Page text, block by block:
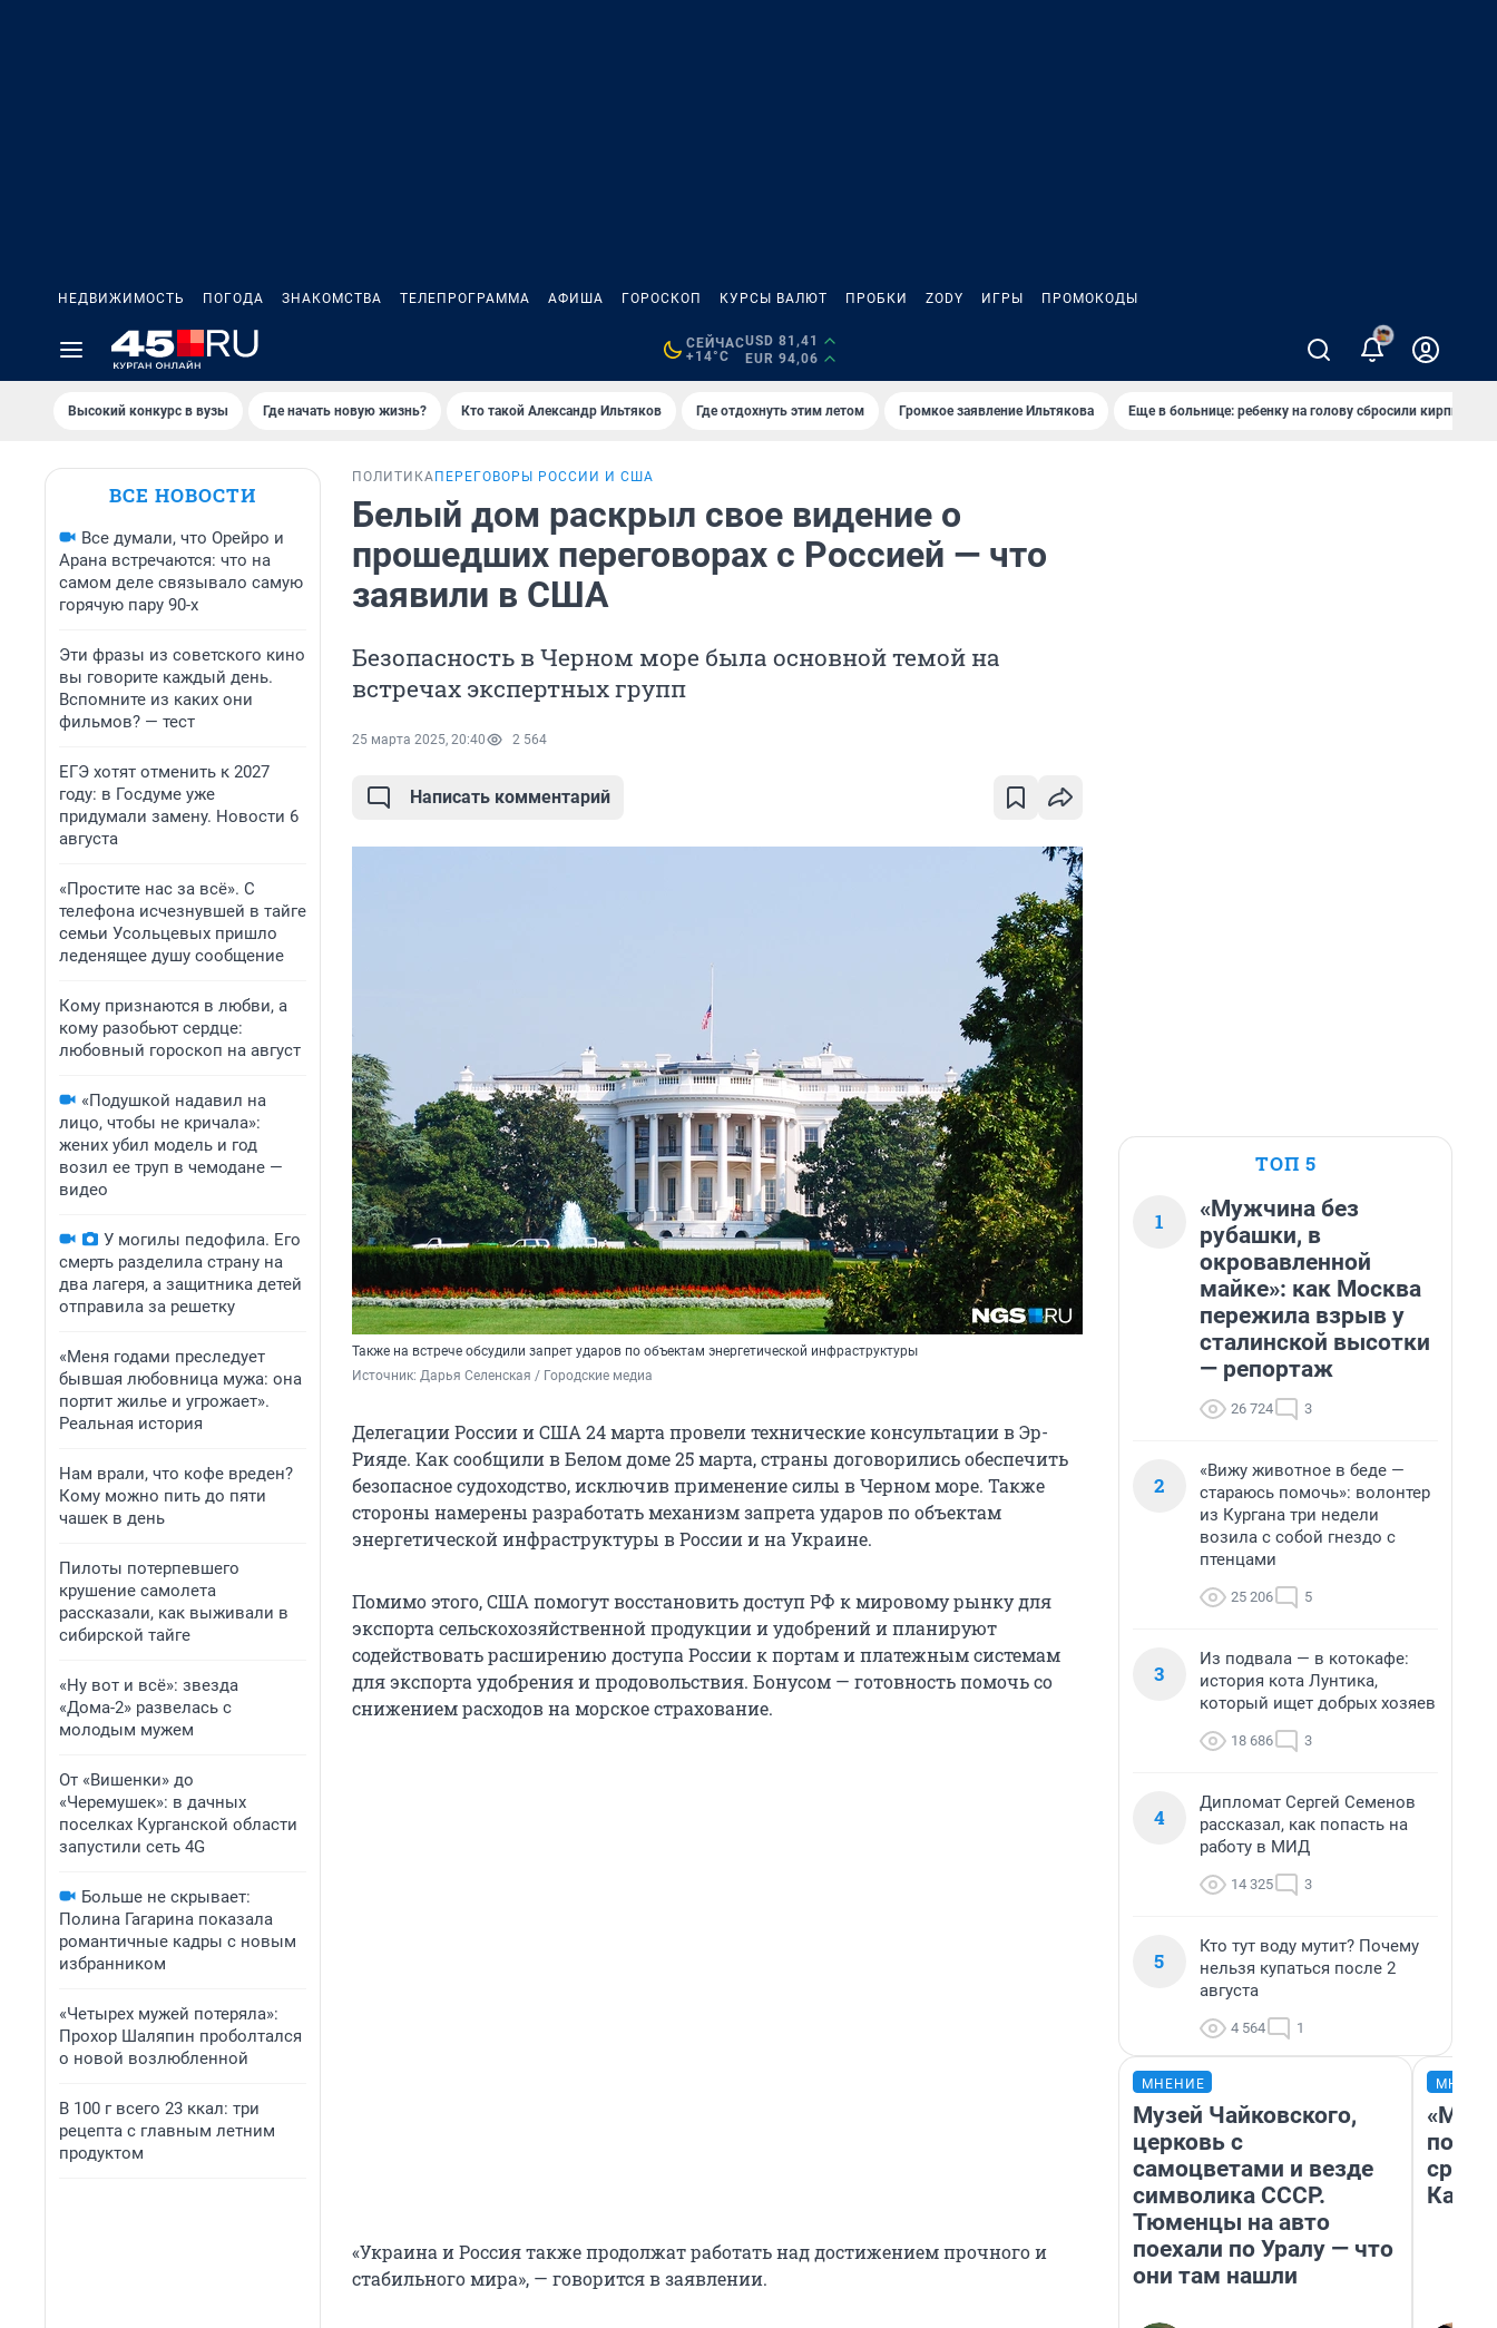
НЕДВИЖИМОСТЬ ПОГОДА ЗНАКОМСТВА ТЕЛЕПРОГРАММА АФИША ГОРОСКОП КУРСЫ ВАЛЮТ ПРОБКИ ZODY ИГРЫ ПРОМОКОДЫ
СЕЙЧАС
+14°C
USD 81,41
EUR 94,06
Высокий конкурс в вузы Где начать новую жизнь? Кто такой Александр Ильтяков Где отдохнуть этим летом Громкое заявление Ильтякова Еще в больнице: ребенку на голову сбросили кирпич
ВСЕ НОВОСТИ
Все думали, что Орейро и
Арана встречаются: что на
самом деле связывало самую
горячую пару 90-х
Эти фразы из советского кино
вы говорите каждый день.
Вспомните из каких они
фильмов? — тест
ЕГЭ хотят отменить к 2027
году: в Госдуме уже
придумали замену. Новости 6
августа
«Простите нас за всё». С
телефона исчезнувшей в тайге
семьи Усольцевых пришло
леденящее душу сообщение
Кому признаются в любви, а
кому разобьют сердце:
любовный гороскоп на август
«Подушкой надавил на
лицо, чтобы не кричала»:
жених убил модель и год
возил ее труп в чемодане —
видео
У могилы педофила. Его
смерть разделила страну на
два лагеря, а защитника детей
отправила за решетку
«Меня годами преследует
бывшая любовница мужа: она
портит жилье и угрожает».
Реальная история
Нам врали, что кофе вреден?
Кому можно пить до пяти
чашек в день
Пилоты потерпевшего
крушение самолета
рассказали, как выживали в
сибирской тайге
«Ну вот и всё»: звезда
«Дома-2» развелась с
молодым мужем
От «Вишенки» до
«Черемушек»: в дачных
поселках Курганской области
запустили сеть 4G
Больше не скрывает:
Полина Гагарина показала
романтичные кадры с новым
избранником
«Четырех мужей потеряла»:
Прохор Шаляпин проболтался
о новой возлюбленной
В 100 г всего 23 ккал: три
рецепта с главным летним
продуктом
ПОЛИТИКА ПЕРЕГОВОРЫ РОССИИ И США
Белый дом раскрыл свое видение о
прошедших переговорах с Россией — что
заявили в США
Безопасность в Черном море была основной темой на
встречах экспертных групп
25 марта 2025, 20:40 2 564
Написать комментарий
Также на встрече обсудили запрет ударов по объектам энергетической инфраструктуры
Источник: Дарья Селенская / Городские медиа
Делегации России и США 24 марта провели технические консультации в Эр-
Рияде. Как сообщили в Белом доме 25 марта, страны договорились обеспечить
безопасное судоходство, исключив применение силы в Черном море. Также
стороны намерены разработать механизм запрета ударов по объектам
энергетической инфраструктуры в России и на Украине.
Помимо этого, США помогут восстановить доступ РФ к мировому рынку для
экспорта сельскохозяйственной продукции и удобрений и планируют
содействовать расширению доступа России к портам и платежным системам
для экспорта удобрения и продовольствия. Бонусом — готовность помочь со
снижением расходов на морское страхование.
«Украина и Россия также продолжат работать над достижением прочного и
стабильного мира», — говорится в заявлении.
ТОП 5
1
«Мужчина без
рубашки, в
окровавленной
майке»: как Москва
пережила взрыв у
сталинской высотки
— репортаж
26 724 3
2
«Вижу животное в беде —
стараюсь помочь»: волонтер
из Кургана три недели
возила с собой гнездо с
птенцами
25 206 5
3
Из подвала — в котокафе:
история кота Лунтика,
который ищет добрых хозяев
18 686 3
4
Дипломат Сергей Семенов
рассказал, как попасть на
работу в МИД
14 325 3
5
Кто тут воду мутит? Почему
нельзя купаться после 2
августа
4 564 1
МНЕНИЕ
Музей Чайковского,
церковь с
самоцветами и везде
символика СССР.
Тюменцы на авто
поехали по Уралу — что
они там нашли